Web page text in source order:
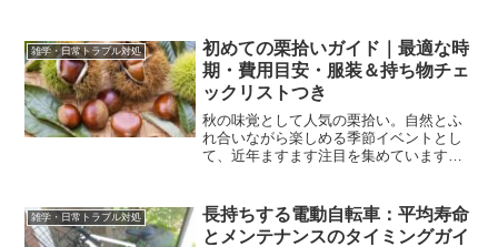
けではなかなかスッキリしません。手に
こびりついた黒ずみや、...
雑学・日常トラブル対処
初めての栗拾いガイド｜最適な時
期・費用目安・服装＆持ち物チェ
ックリストつき
秋の味覚として人気の栗拾い。自然とふ
れ合いながら楽しめる季節イベントとし
て、近年ますます注目を集めています。
けば体験できる？ 費用はどのくらい？ 初
めてでも楽しめる...
雑学・日常トラブル対処
長持ちする電動自転車：平均寿命
とメンテナンスのタイミングガイ